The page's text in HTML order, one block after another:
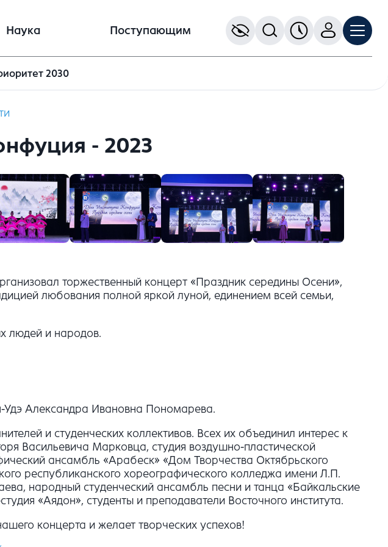
Наука Поступающим
2030
- 2023
торжественный концерт «Праздник середины Осени»,
любования полной яркой луной, единением всей семьи,
людей и народов.
Удэ Александра Ивановна Пономарева.
и студенческих коллективов. Всех их объединил интерес к
Васильевича Марковца, студия воздушно-пластической
ансамбль «Арабеск» «Дом Творчества Октябрьского
республиканского хореографического колледжа имени Л.П.
народный студенческий ансамбль песни и танца «Байкальские
«Аядон», студенты и преподаватели Восточного института.
концерта и желает творческих успехов!